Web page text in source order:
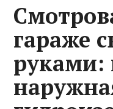
гараже
руками: